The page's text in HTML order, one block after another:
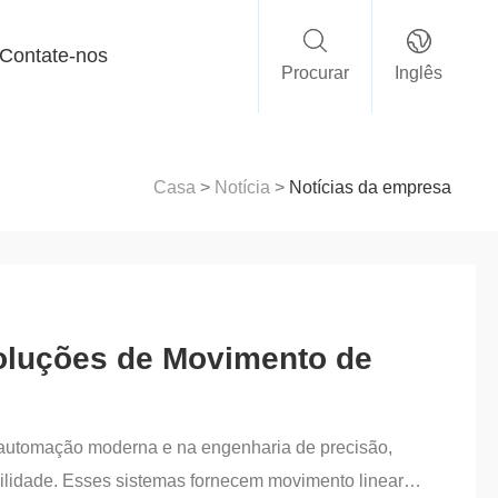
Contate-nos
Procurar Inglês
Casa > Notícia > Notícias da empresa
de Movimento de
moderna e na engenharia de precisão,
Esses sistemas fornecem movimento linear